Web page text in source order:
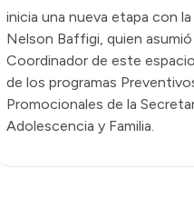
inicia una nueva etapa con
Nelson Baffigi, quien
Coordinador de este
de los programas
Promocionales de la
Adolescencia y Familia.